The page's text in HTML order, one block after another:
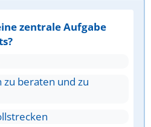
zentrale Aufgabe
beraten und zu